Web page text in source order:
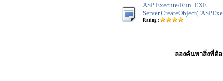
ASP Execute/Run .EXE
Rating :
ลองค้นหาสิ่งที่ต้อ